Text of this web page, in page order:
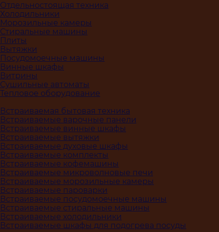
Отдельностоящая техника
Холодильники
Морозильные камеры
Стиральные машины
Плиты
Вытяжки
Посудомоечные машины
Винные шкафы
Витрины
Сушильные автоматы
Тепловое оборудование
Встраиваемая бытовая техника
Встраиваемые варочные панели
Встраиваемые винные шкафы
Встраиваемые вытяжки
Встраиваемые духовые шкафы
Встраиваемые комплекты
Встраиваемые кофемашины
Встраиваемые микроволновые печи
Встраиваемые морозильные камеры
Встраиваемые пароварки
Встраиваемые посудомоечные машины
Встраиваемые стиральные машины
Встраиваемые холодильники
Встраиваемые шкафы для подогрева посуды